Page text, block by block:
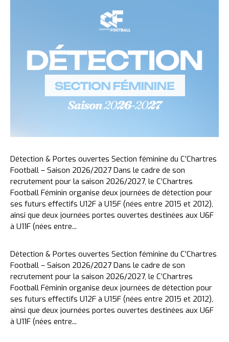
Détection & Portes ouvertes Section féminine du C’Chartres
Football – Saison 2026/2027 Dans le cadre de son
recrutement pour la saison 2026/2027, le C’Chartres
Football Féminin organise deux journées de détection pour
ses futurs effectifs U12F à U15F (nées entre 2015 et 2012),
ainsi que deux journées portes ouvertes destinées aux U6F
à U11F (nées entre...
Détection & Portes ouvertes Section féminine du C’Chartres
Football – Saison 2026/2027 Dans le cadre de son
recrutement pour la saison 2026/2027, le C’Chartres
Football Féminin organise deux journées de détection pour
ses futurs effectifs U12F à U15F (nées entre 2015 et 2012),
ainsi que deux journées portes ouvertes destinées aux U6F
à U11F (nées entre...